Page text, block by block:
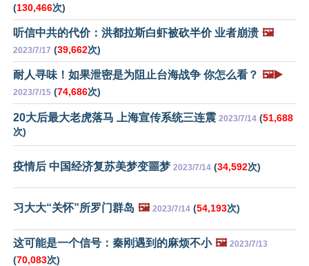
(130,466次)
听信中共的代价：洪都拉斯白虾被砍半价 业者崩溃 🖼️
2023/7/17 (39,662次)
耐人寻味！如果泄密是为阻止台海战争 你怎么看？ 🖼️▶️
2023/7/15 (74,686次)
20大后最大老虎落马 上海宣传系统三连震 2023/7/14 (51,688
次)
疫情后 中国经济复苏美梦变噩梦 2023/7/14 (34,592次)
习大大“关怀”所罗门群岛 🖼️ 2023/7/14 (54,193次)
这可能是一个信号：秦刚遇到的麻烦不小 🖼️ 2023/7/13
(70,083次)